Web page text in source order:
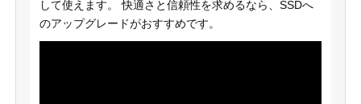
して使えます。 快適さと信頼性を求めるなら、SSDへ
のアップグレードがおすすめです。